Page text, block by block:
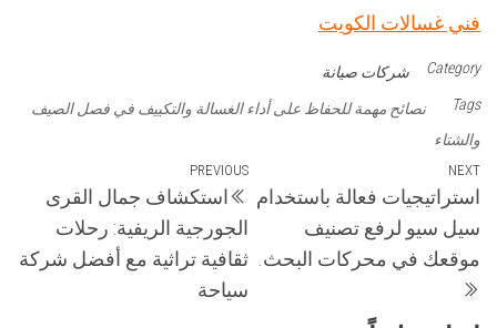
فني غسالات الكويت
Category
شركات صيانة
Tags
نصائح مهمة للحفاظ على أداء الغسالة والتكييف في فصل الصيف
والشتاء
تصفّح
المقالات
Previous
Post
PREVIOUS
استكشاف جمال القرى
الجورجية الريفية: رحلات
ثقافية تراثية مع أفضل شركة
سياحة
Next
Post
NEXT
استراتيجيات فعالة باستخدام
سيل سيو لرفع تصنيف
موقعك في محركات البحث.